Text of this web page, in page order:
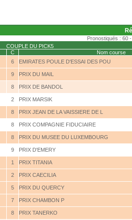
Pronostiqués : 60
COUPLE DU PICK5
C Nom course
6 EMIRATES POULE D'ESSAI DES POU
9 PRIX DU MAIL
8 PRIX DE BANDOL
2 PRIX MARSIK
8 PRIX JEAN DE LA VAISSIERE DE L
8 PRIX COMPAGNIE FIDUCIAIRE
8 PRIX DU MUSEE DU LUXEMBOURG
9 PRIX D'EMERY
1 PRIX TITANIA
2 PRIX CAECILIA
5 PRIX DU QUERCY
7 PRIX CHAMBON P
8 PRIX TANERKO